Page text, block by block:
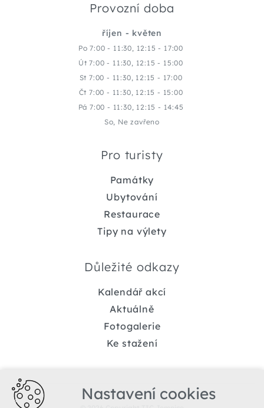
Provozní doba
říjen - květen
Po 7:00 - 11:30, 12:15 - 17:00
Út 7:00 - 11:30, 12:15 - 15:00
St 7:00 - 11:30, 12:15 - 17:00
Čt 7:00 - 11:30, 12:15 - 15:00
Pá 7:00 - 11:30, 12:15 - 14:45
So, Ne zavřeno
Pro turisty
Památky
Ubytování
Restaurace
Tipy na výlety
Důležité odkazy
Kalendář akcí
Aktuálně
Fotogalerie
Ke stažení
Nastavení cookies